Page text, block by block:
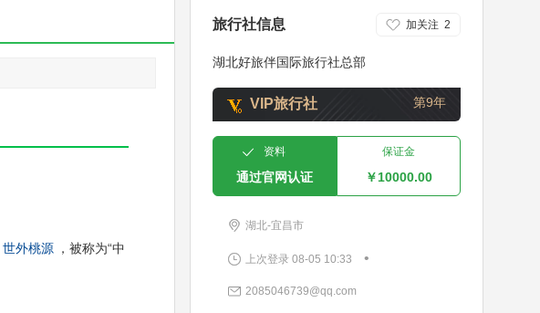
世外桃源 ，被称为“中
旅行社信息 加关注 2
湖北好旅伴国际旅行社总部
VIP旅行社 第9年
资料
通过官网认证
保证金
￥10000.00
湖北-宜昌市
上次登录 08-05 10:33 •
2085046739@qq.com